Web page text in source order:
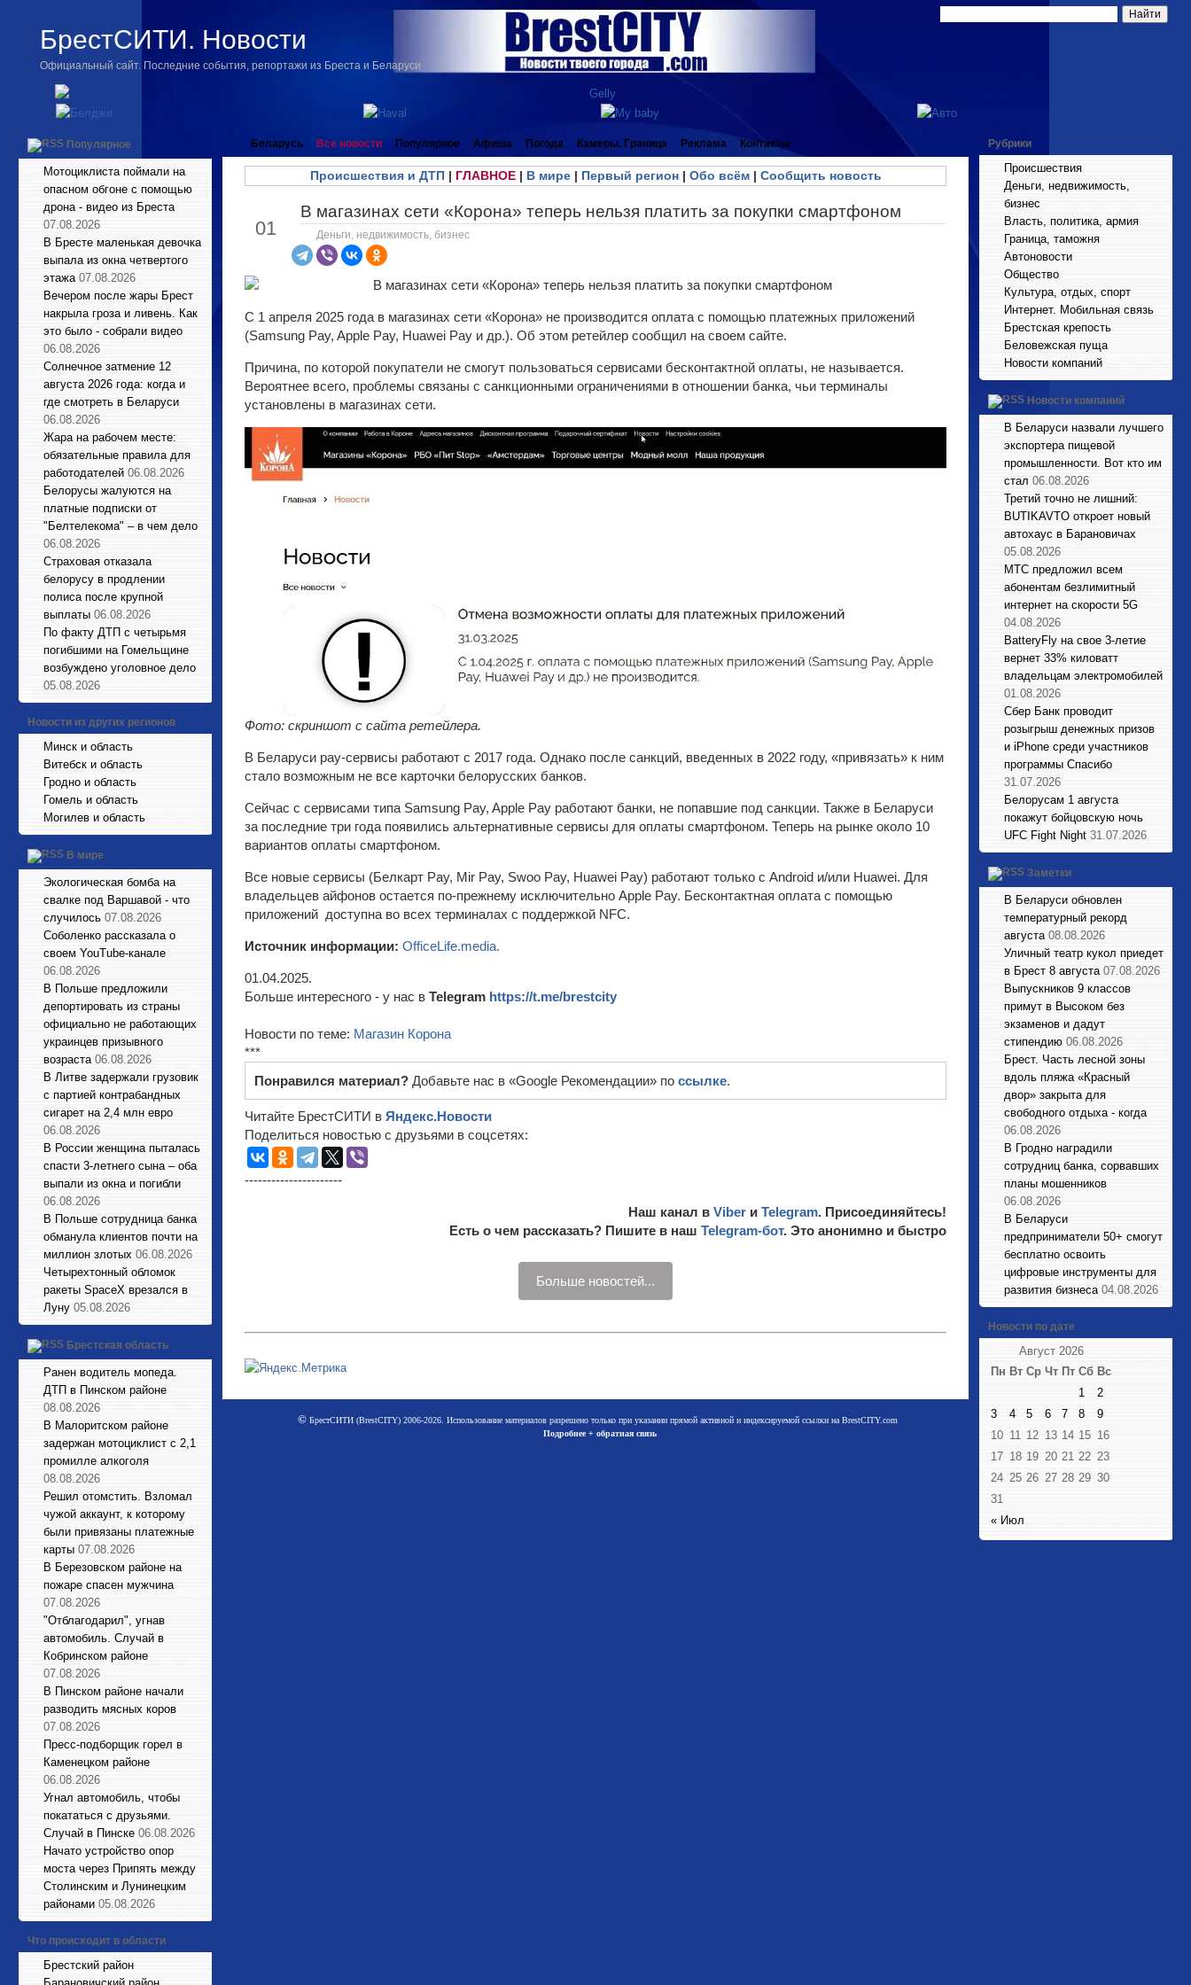
БрестСИТИ. Новости
Официальный сайт. Последние события, репортажи из Бреста и Беларуси
Популярное
Мотоциклиста поймали на
опасном обгоне с помощью
дрона - видео из Бреста
07.08.2026
В Бресте маленькая девочка
выпала из окна четвертого
этажа 07.08.2026
Вечером после жары Брест
накрыла гроза и ливень. Как
это было - собрали видео
06.08.2026
Солнечное затмение 12
августа 2026 года: когда и
где смотреть в Беларуси
06.08.2026
Жара на рабочем месте:
обязательные правила для
работодателей 06.08.2026
Белорусы жалуются на
платные подписки от
"Белтелекома" – в чем дело
06.08.2026
Страховая отказала
белорусу в продлении
полиса после крупной
выплаты 06.08.2026
По факту ДТП с четырьмя
погибшими на Гомельщине
возбуждено уголовное дело
05.08.2026
Новости из других регионов
Минск и область
Витебск и область
Гродно и область
Гомель и область
Могилев и область
В мире
Экологическая бомба на
свалке под Варшавой - что
случилось 07.08.2026
Соболенко рассказала о
своем YouTube-канале
06.08.2026
В Польше предложили
депортировать из страны
официально не работающих
украинцев призывного
возраста 06.08.2026
В Литве задержали грузовик
с партией контрабандных
сигарет на 2,4 млн евро
06.08.2026
В России женщина пыталась
спасти 3-летнего сына – оба
выпали из окна и погибли
06.08.2026
В Польше сотрудница банка
обманула клиентов почти на
миллион злотых 06.08.2026
Четырехтонный обломок
ракеты SpaceX врезался в
Луну 05.08.2026
Брестская область
Ранен водитель мопеда.
ДТП в Пинском районе
08.08.2026
В Малоритском районе
задержан мотоциклист с 2,1
промилле алкоголя
08.08.2026
Решил отомстить. Взломал
чужой аккаунт, к которому
были привязаны платежные
карты 07.08.2026
В Березовском районе на
пожаре спасен мужчина
07.08.2026
"Отблагодарил", угнав
автомобиль. Случай в
Кобринском районе
07.08.2026
В Пинском районе начали
разводить мясных коров
07.08.2026
Пресс-подборщик горел в
Каменецком районе
06.08.2026
Угнал автомобиль, чтобы
покататься с друзьями.
Случай в Пинске 06.08.2026
Начато устройство опор
моста через Припять между
Столинским и Лунинецким
районами 05.08.2026
Что происходит в области
Брестский район
Беларусь Все новости Популярное Афиша Погода Камеры. Граница Реклама Контакты
Происшествия и ДТП| ГЛАВНОЕ| В мире| Первый регион| Обо всём| Сообщить новость
01
В магазинах сети «Корона» теперь нельзя платить за покупки смартфоном
Деньги, недвижимость, бизнес
С 1 апреля 2025 года в магазинах сети «Корона» не производится оплата с помощью платежных приложений
(Samsung Pay, Apple Pay, Huawei Pay и др.). Об этом ретейлер сообщил на своем сайте.
Причина, по которой покупатели не смогут пользоваться сервисами бесконтактной оплаты, не называется.
Вероятнее всего, проблемы связаны с санкционными ограничениями в отношении банка, чьи терминалы
установлены в магазинах сети.
Фото: скриншот с сайта ретейлера.
В Беларуси pay-сервисы работают с 2017 года. Однако после санкций, введенных в 2022 году, «привязать» к ним
стало возможным не все карточки белорусских банков.
Сейчас с сервисами типа Samsung Pay, Apple Pay работают банки, не попавшие под санкции. Также в Беларуси
за последние три года появились альтернативные сервисы для оплаты смартфоном. Теперь на рынке около 10
вариантов оплаты смартфоном.
Все новые сервисы (Белкарт Pay, Mir Pay, Swoo Pay, Huawei Pay) работают только с Android и/или Huawei. Для
владельцев айфонов остается по-прежнему исключительно Apple Pay. Бесконтактная оплата с помощью
приложений доступна во всех терминалах с поддержкой NFC.
Источник информации: OfficeLife.media.
01.04.2025.
Больше интересного - у нас в Telegram https://t.me/brestcity
Новости по теме: Магазин Корона
***
Понравился материал? Добавьте нас в «Google Рекомендации» по ссылке.
Читайте БрестСИТИ в Яндекс.Новости
Поделиться новостью с друзьями в соцсетях:
----------------------
Наш канал в Viber и Telegram. Присоединяйтесь!
Есть о чем рассказать? Пишите в наш Telegram-бот. Это анонимно и быстро
Больше новостей...
©БрестСИТИ (BrestCITY) 2006-2026. Использование материалов разрешено только при указании прямой активной и индексируемой ссылки на BrestCITY.com
Подробнее + обратная связь
Рубрики
Происшествия
Деньги, недвижимость,
бизнес
Власть, политика, армия
Граница, таможня
Автоновости
Общество
Культура, отдых, спорт
Интернет. Мобильная связь
Брестская крепость
Беловежская пуща
Новости компаний
Новости компаний
В Беларуси назвали лучшего
экспортера пищевой
промышленности. Вот кто им
стал 06.08.2026
Третий точно не лишний:
BUTIKAVTO откроет новый
автохаус в Барановичах
05.08.2026
МТС предложил всем
абонентам безлимитный
интернет на скорости 5G
04.08.2026
BatteryFly на свое 3-летие
вернет 33% киловатт
владельцам электромобилей
01.08.2026
Сбер Банк проводит
розыгрыш денежных призов
и iPhone среди участников
программы Спасибо
31.07.2026
Белорусам 1 августа
покажут бойцовскую ночь
UFC Fight Night 31.07.2026
Заметки
В Беларуси обновлен
температурный рекорд
августа 08.08.2026
Уличный театр кукол приедет
в Брест 8 августа 07.08.2026
Выпускников 9 классов
примут в Высоком без
экзаменов и дадут
стипендию 06.08.2026
Брест. Часть лесной зоны
вдоль пляжа «Красный
двор» закрыта для
свободного отдыха - когда
06.08.2026
В Гродно наградили
сотрудниц банка, сорвавших
планы мошенников
06.08.2026
В Беларуси
предприниматели 50+ смогут
бесплатно освоить
цифровые инструменты для
развития бизнеса 04.08.2026
Новости по дате
Август 2026
Пн Вт Ср Чт Пт Сб Вс
« Июл
1
2
3
4 5 6 7 8
9
10 11 12 13 14 15 16
17 18 19 20 21 22 23
24 25 26 27 28 29 30
31